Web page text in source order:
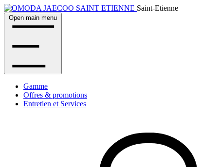
Saint-Etienne
Open main menu
Gamme
Offres & promotions
Entretien et Services